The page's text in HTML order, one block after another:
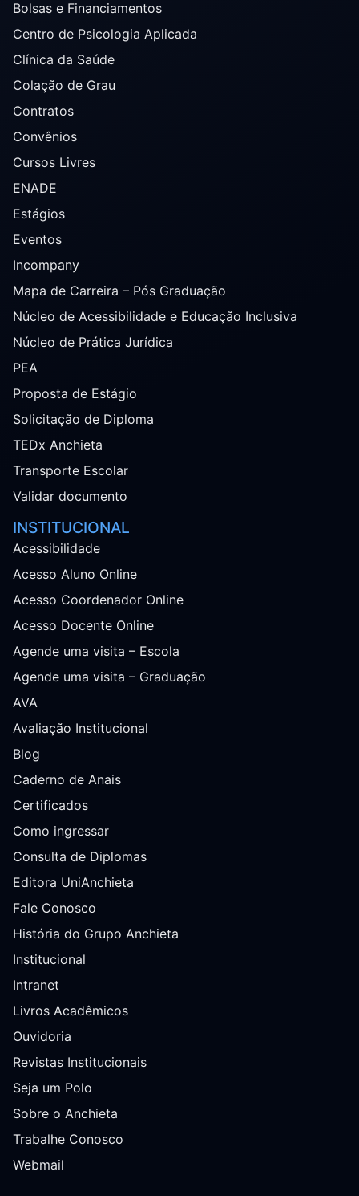
Bolsas e Financiamentos
Centro de Psicologia Aplicada
Clínica da Saúde
Colação de Grau
Contratos
Convênios
Cursos Livres
ENADE
Estágios
Eventos
Incompany
Mapa de Carreira – Pós Graduação
Núcleo de Acessibilidade e Educação Inclusiva
Núcleo de Prática Jurídica
PEA
Proposta de Estágio
Solicitação de Diploma
TEDx Anchieta
Transporte Escolar
Validar documento
INSTITUCIONAL
Acessibilidade
Acesso Aluno Online
Acesso Coordenador Online
Acesso Docente Online
Agende uma visita – Escola
Agende uma visita – Graduação
AVA
Avaliação Institucional
Blog
Caderno de Anais
Certificados
Como ingressar
Consulta de Diplomas
Editora UniAnchieta
Fale Conosco
História do Grupo Anchieta
Institucional
Intranet
Livros Acadêmicos
Ouvidoria
Revistas Institucionais
Seja um Polo
Sobre o Anchieta
Trabalhe Conosco
Webmail